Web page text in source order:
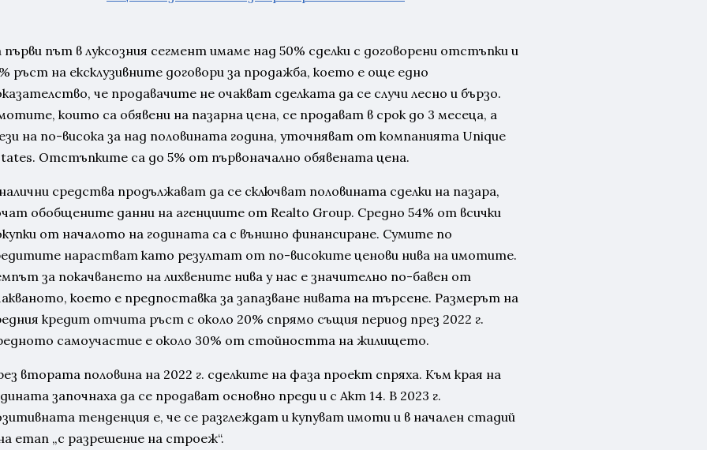
първи път в луксозния сегмент имаме над 50% сделки с договорени отстъпки и
ръст на ексклузивните договори за продажба, което е още едно
че продавачите не очакват сделката да се случи лесно и бързо.
които са обявени на пазарна цена, се продават в срок до 3 месеца, а
на по-висока за над половината година, уточняват от компанията Unique
Отстъпките са до 5% от първоначално обявената цена.
средства продължават да се сключват половината сделки на пазара,
обобщените данни на агенциите от Realto Group. Средно 54% от всички
от началото на годината са с външно финансиране. Сумите по
нарастват като резултат от по-високите ценови нива на имотите.
за покачването на лихвените нива у нас е значително по-бавен от
което е предпоставка за запазване нивата на търсене. Размерът на
кредит отчита ръст с около 20% спрямо същия период през 2022 г.
самоучастие е около 30% от стойността на жилището.
втората половина на 2022 г. сделките на фаза проект спряха. Към края на
започнаха да се продават основно преди и с Акт 14. В 2023 г.
тенденция е, че се разглеждат и купуват имоти и в начален стадий
етап „с разрешение на строеж“.